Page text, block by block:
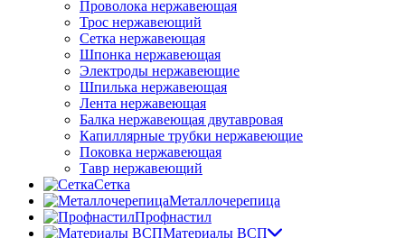
Проволока нержавеющая
Трос нержавеющий
Сетка нержавеющая
Шпонка нержавеющая
Электроды нержавеющие
Шпилька нержавеющая
Лента нержавеющая
Балка нержавеющая двутавровая
Капиллярные трубки нержавеющие
Поковка нержавеющая
Тавр нержавеющий
Сетка
Металлочерепица
Профнастил
Материалы ВСП